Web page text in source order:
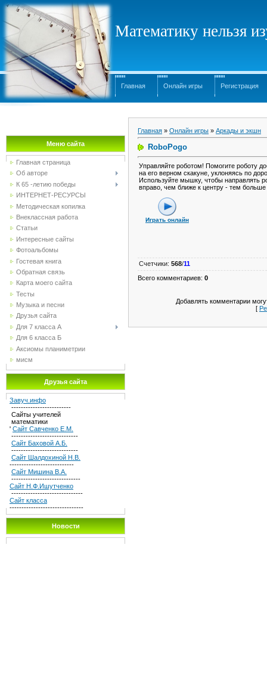
Математику нельзя
Главная Онлайн игры Регистрация
Меню сайта
Главная страница
Об авторе
К 65 -летию победы
ИНТЕРНЕТ-РЕСУРСЫ
Методическая копилка
Внеклассная работа
Статьи
Интересные сайты
Фотоальбомы
Гостевая книга
Обратная связь
Карта моего сайта
Тесты
Музыка и песни
Друзья сайта
Для 7 класса А
Для 6 класса Б
Аксиомы планиметрии
мисм
Друзья сайта
Завуч.инфо
-------------------------
Сайты учителей
математики
' Сайт Савченко Е.М.
----------------------------
Сайт Баховой А.Б.
----------------------------
Сайт Шалдохиной Н.В.
---------------------------
Сайт Мишина В.А.
-----------------------------
Сайт Н.Ф.Ишутченко
------------------------------
Сайт класса
-------------------------------
Новости
Главная » Онлайн игры » Аркады и экшн
RoboPogo
Управляйте роботом! Помогите роботу
на его верном скакуне, уклоняясь по
Используйте мышку, чтобы направлять
вправо, чем ближе к центру - тем больше
Играть онлайн
Счетчики: 568/11
Всего комментариев: 0
Добавлять комментарии
[